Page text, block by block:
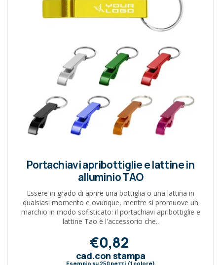
Portachiavi apribottiglie e lattine in
alluminio TAO
Essere in grado di aprire una bottiglia o una lattina in
qualsiasi momento e ovunque, mentre si promuove un
marchio in modo sofisticato: il portachiavi apribottiglie e
lattine Tao è l'accessorio che..
€0,82
cad.con stampa
Esempio su 250pezzi (1 colore)